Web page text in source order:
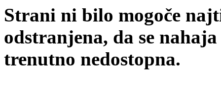
Strani ni bilo mogoče
odstranjena, da se
trenutno nedostopna.